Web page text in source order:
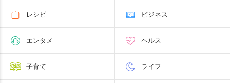
レシピ ビジネス
エンタメ ヘルス
子育て ライフ